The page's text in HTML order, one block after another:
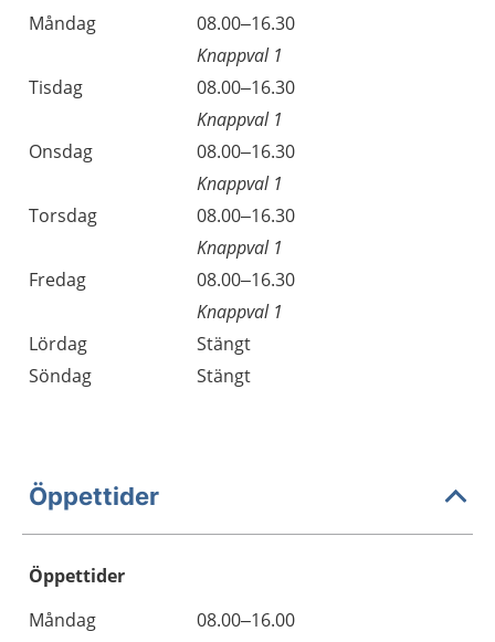
Måndag
08.00–16.30
Knappval 1
Tisdag
08.00–16.30
Knappval 1
Onsdag
08.00–16.30
Knappval 1
Torsdag
08.00–16.30
Knappval 1
Fredag
08.00–16.30
Knappval 1
Lördag
Stängt
Söndag
Stängt
Öppettider
Öppettider
Dag
Öppettider
Kommentarer
Måndag
08.00–16.00